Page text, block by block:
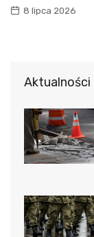
8 lipca 2026
Aktualności